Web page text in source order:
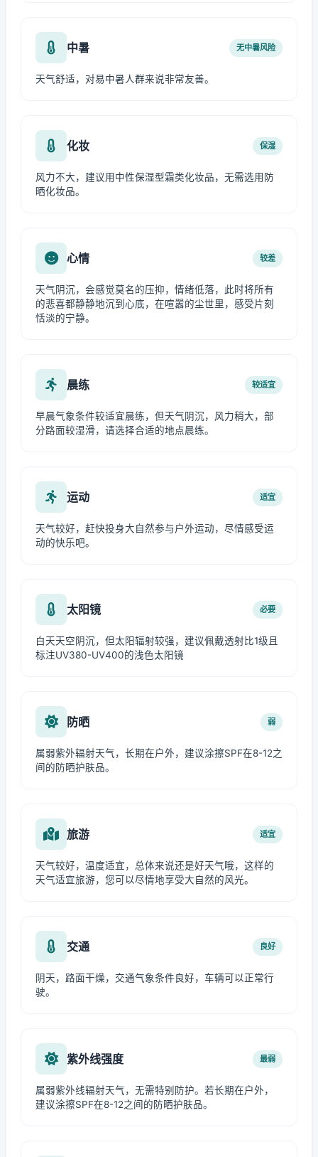
中暑 无中暑风险
天气舒适，对易中暑人群来说非常友善。
化妆 保湿
风力不大，建议用中性保湿型霜类化妆品，无需选用防
晒化妆品。
心情 较差
天气阴沉，会感觉莫名的压抑，情绪低落，此时将所有
的悲喜都静静地沉到心底，在喧嚣的尘世里，感受片刻
恬淡的宁静。
晨练 较适宜
早晨气象条件较适宜晨练，但天气阴沉，风力稍大，部
分路面较湿滑，请选择合适的地点晨练。
运动 适宜
天气较好，赶快投身大自然参与户外运动，尽情感受运
动的快乐吧。
太阳镜 必要
白天天空阴沉，但太阳辐射较强，建议佩戴透射比1级且
标注UV380-UV400的浅色太阳镜
防晒 弱
属弱紫外辐射天气，长期在户外，建议涂擦SPF在8-12之
间的防晒护肤品。
旅游 适宜
天气较好，温度适宜，总体来说还是好天气哦，这样的
天气适宜旅游，您可以尽情地享受大自然的风光。
交通 良好
阴天，路面干燥，交通气象条件良好，车辆可以正常行
驶。
紫外线强度 最弱
属弱紫外线辐射天气，无需特别防护。若长期在户外，
建议涂擦SPF在8-12之间的防晒护肤品。